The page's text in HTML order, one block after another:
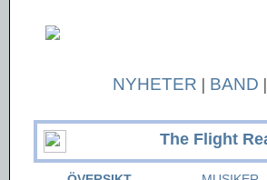
NYHETER | BAND |
The Flight